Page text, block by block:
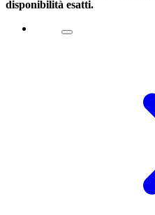
disponibilità esatti.